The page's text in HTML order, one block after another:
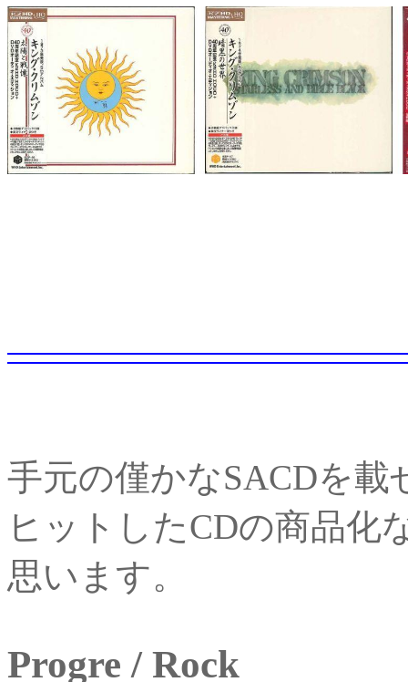
手元の僅かなSACDを載
ヒットしたCDの商品化
思います。
Progre / Rock